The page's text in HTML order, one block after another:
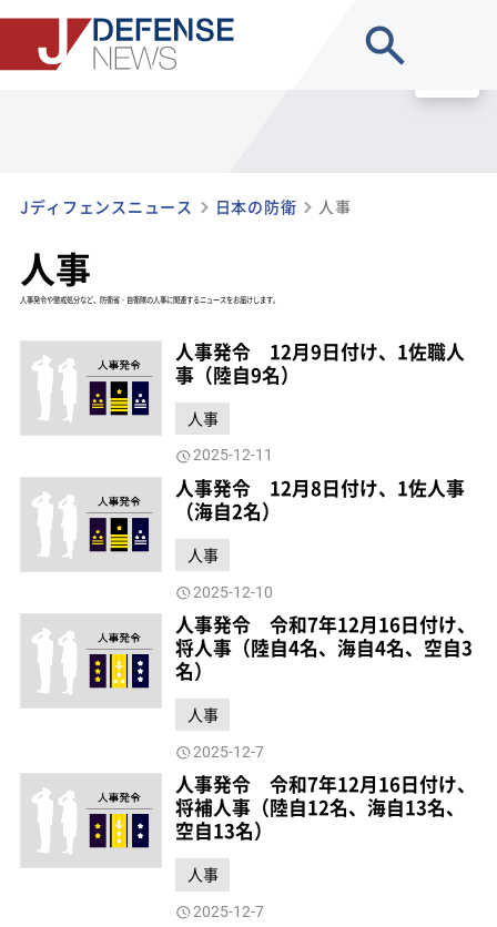
Jディフェンスニュース 日本の防衛 人事
人事
人事発令や懲戒処分など、防衛省・自衛隊の人事に関連するニュースをお届けします。
人事発令 12月9日付け、1佐職人
事（陸自9名）
人事
2025-12-11
人事発令 12月8日付け、1佐人事
（海自2名）
人事
2025-12-10
人事発令 令和7年12月16日付け、
将人事（陸自4名、海自4名、空自3
名）
人事
2025-12-7
人事発令 令和7年12月16日付け、
将補人事（陸自12名、海自13名、
空自13名）
人事
2025-12-7